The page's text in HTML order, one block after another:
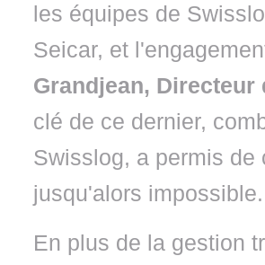
les équipes de
Seicar, et
Grandjean, Directeur
clé de ce dernier,
Swisslog, a permis
jusqu'alors impossible.
En plus de la gestion